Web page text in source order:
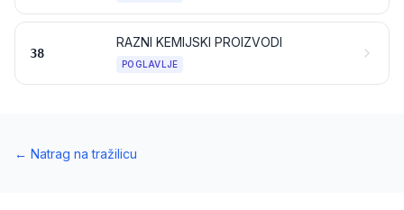
38
RAZNI KEMIJSKI PROIZVODI
POGLAVLJE
← Natrag na tražilicu